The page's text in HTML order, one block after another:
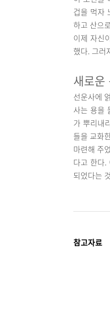
겁을 먹자
하고 산으
이제 자신
했다. 그러
새로운
선운사에
사는 용을
가 뿌리내
들을 교화
마련해 주
다고 한다.
되었다는
참고자료